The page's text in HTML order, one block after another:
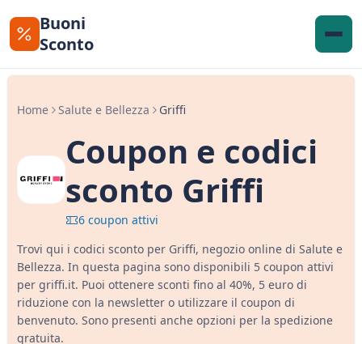
Buoni
Sconto
Home Salute e Bellezza Griffi
Coupon e codici
sconto Griffi
6 coupon attivi
Trovi qui i codici sconto per Griffi, negozio online di Salute e
Bellezza. In questa pagina sono disponibili 5 coupon attivi
per griffi.it. Puoi ottenere sconti fino al 40%, 5 euro di
riduzione con la newsletter o utilizzare il coupon di
benvenuto. Sono presenti anche opzioni per la spedizione
gratuita.